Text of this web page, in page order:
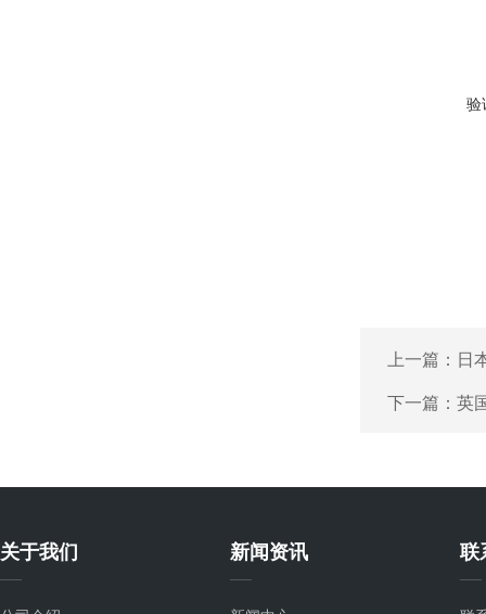
验
上一篇： 日
下一篇： 英
关于我们 新闻资讯 联